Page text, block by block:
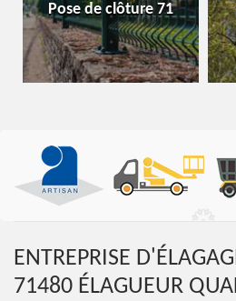
Pose de clôture 71
ENTREPRISE
71480 ÉLAGUEUR